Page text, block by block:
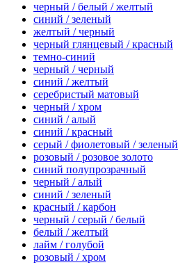
черный / белый / желтый
синий / зеленый
желтый / черный
черный глянцевый / красный
темно-синий
черный / черный
синий / желтый
серебристый матовый
черный / хром
синий / алый
синий / красный
серый / фиолетовый / зеленый
розовый / розовое золото
синий полупрозрачный
черный / алый
синий / зеленый
красный / карбон
черный / серый / белый
белый / желтый
лайм / голубой
розовый / хром